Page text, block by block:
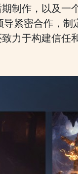
制作，以及一
紧密合作，制
力于构建信任